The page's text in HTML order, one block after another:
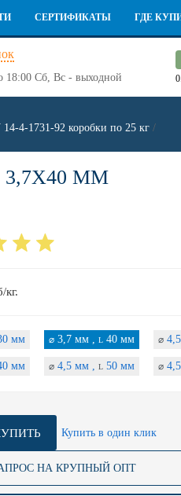
СЕРТИФИКАТЫ ГДЕ
18:00 Сб, Вс - выходной
4-1731-92 коробки по 25 кг /
ММ
кг.
мм ⌀3,7 мм , L40 мм ⌀
мм ⌀4,5 мм , L50 мм ⌀
Купить в один клик
НА КРУПНЫЙ ОПТ